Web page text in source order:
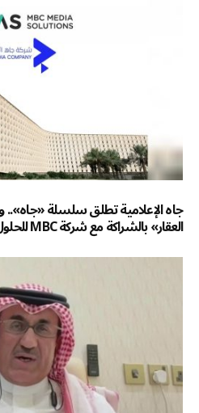
جاه الإعلامية تطلق سلسلة
العقار» بالشراكة مع شركة MBC للحلول الإعلانية (MMS)